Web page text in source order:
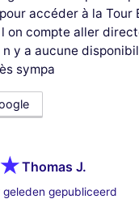
accéder à la Tour
on compte aller
y a aucune
sympa
Thomas J.
gepubliceerd